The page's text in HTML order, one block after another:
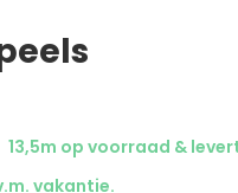
13,5m op voorraad &
vakantie.